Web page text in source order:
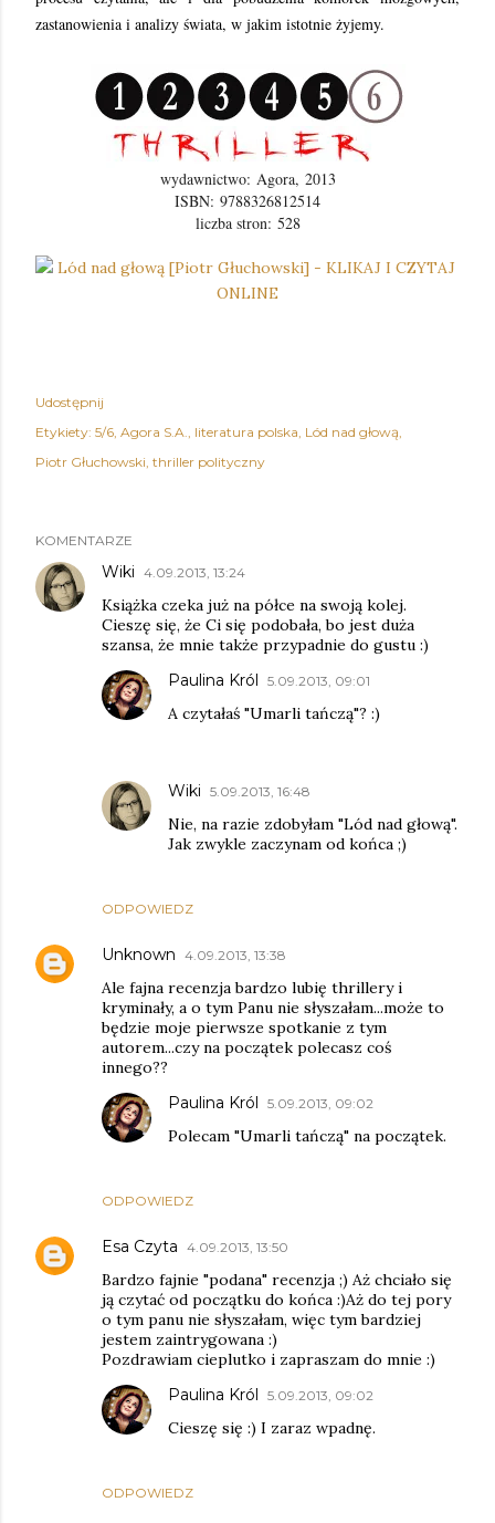
zastanowienia i analizy świata, w jakim istotnie żyjemy.
wydawnictwo: Agora, 2013
ISBN: 9788326812514
liczba stron: 528
Udostępnij
Etykiety: 5/6 Agora S.A. literatura polska Lód nad głową
Piotr Głuchowski thriller polityczny
KOMENTARZE
Wiki 4.09.2013, 13:24
Książka czeka już na półce na swoją kolej.
Cieszę się, że Ci się podobała, bo jest duża
szansa, że mnie także przypadnie do gustu :)
ODPOWIEDZ
Paulina Król 5.09.2013, 09:01
A czytałaś "Umarli tańczą"? :)
Wiki 5.09.2013, 16:48
Nie, na razie zdobyłam "Lód nad głową".
Jak zwykle zaczynam od końca ;)
Unknown 4.09.2013, 13:38
Ale fajna recenzja bardzo lubię thrillery i
kryminały, a o tym Panu nie słyszałam...może to
będzie moje pierwsze spotkanie z tym
autorem...czy na początek polecasz coś
innego??
ODPOWIEDZ
Paulina Król 5.09.2013, 09:02
Polecam "Umarli tańczą" na początek.
Esa Czyta 4.09.2013, 13:50
Bardzo fajnie "podana" recenzja ;) Aż chciało się
ją czytać od początku do końca :)Aż do tej pory
o tym panu nie słyszałam, więc tym bardziej
jestem zaintrygowana :)
Pozdrawiam cieplutko i zapraszam do mnie :)
ODPOWIEDZ
Paulina Król 5.09.2013, 09:02
Cieszę się :) I zaraz wpadnę.